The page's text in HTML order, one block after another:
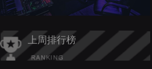
上周排行榜